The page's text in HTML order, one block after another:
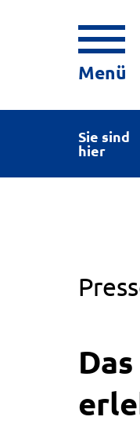
Menü
Sie sind
hier